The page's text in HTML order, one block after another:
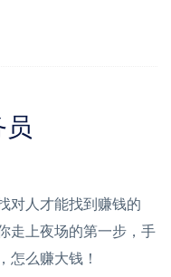
对人才能找到赚钱的
走上夜场的第一步，手
怎么赚大钱！